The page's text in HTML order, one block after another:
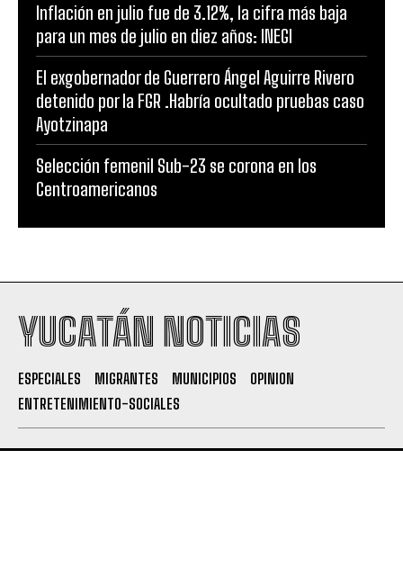
Inflación en julio fue de 3.12%, la cifra más baja
para un mes de julio en diez años: INEGI
El exgobernador de Guerrero Ángel Aguirre Rivero
detenido por la FGR .Habría ocultado pruebas caso
Ayotzinapa
Selección femenil Sub-23 se corona en los
Centroamericanos
YUCATÁN NOTICIAS
ESPECIALES MIGRANTES MUNICIPIOS
OPINION
ENTRETENIMIENTO-SOCIALES